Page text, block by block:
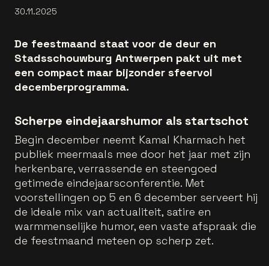
30.11.2025
De feestmaand staat voor de deur en
Stadsschouwburg Antwerpen pakt uit met
een compact maar bijzonder sfeervol
decemberprogramma.
Scherpe eindejaarshumor als startschot
Begin december neemt Kamal Kharmach het
publiek meermaals mee door het jaar met zijn
herkenbare, verrassende en steengoed
getimede eindejaarsconferentie. Met
voorstellingen op 5 en 6 december serveert hij
de ideale mix van actualiteit, satire en
warmmenselijke humor, een vaste afspraak die
de feestmaand meteen op scherp zet.